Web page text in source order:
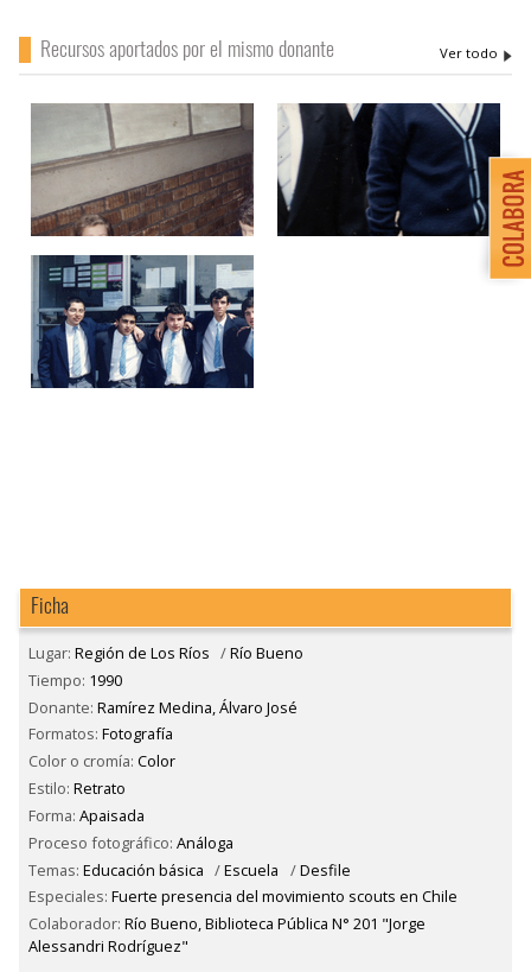
Recursos aportados por el mismo donante
Ficha
Lugar: Región de Los Ríos /Río Bueno
Tiempo: 1990
Donante: Ramírez Medina, Álvaro José
Formatos: Fotografía
Color o cromía: Color
Estilo: Retrato
Forma: Apaisada
Proceso fotográfico: Análoga
Temas: Educación básica /Escuela /Desfile
Especiales: Fuerte presencia del movimiento scouts en Chile
Colaborador: Río Bueno, Biblioteca Pública N° 201 "Jorge
Alessandri Rodríguez"